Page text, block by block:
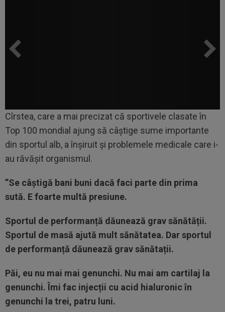
Cîrstea, care a mai precizat că sportivele clasate în
Top 100 mondial ajung să câștige sume importante
din sportul alb, a înșiruit și problemele medicale care i-
au răvășit organismul.
”Se câștigă bani buni dacă faci parte din prima
sută. E foarte multă presiune.
Sportul de performanță dăunează grav sănătății.
Sportul de masă ajută mult sănătatea. Dar sportul
de performanță dăunează grav sănătații.
Păi, eu nu mai mai genunchi. Nu mai am cartilaj la
genunchi. Îmi fac injecții cu acid hialuronic în
genunchi la trei, patru luni.